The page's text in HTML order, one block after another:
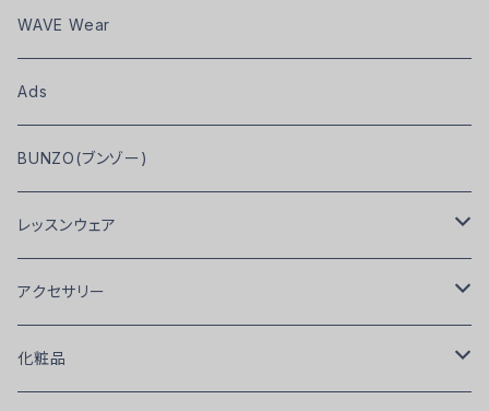
WAVE Wear
Ads
BUNZO(ブンゾー)
レッスンウェア
アトリエMGIオリジナル
Men’ｓ
アクセサリー
ピアス
化粧品